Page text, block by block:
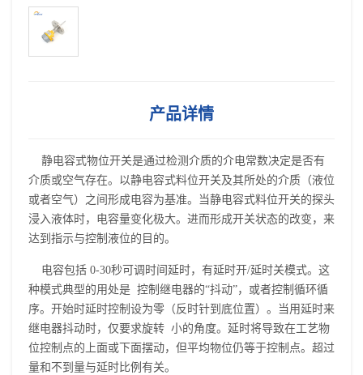
产品详情
静电容式物位开关是通过检测介质的介电常数决定是否有
介质或空气存在。以静电容式料位开关及其所处的介质（液位
或者空气）之间形成电容为基准。当静电容式料位开关的探头
浸入液体时，电容量变化极大。进而形成开关状态的改变，来
达到指示与控制液位的目的。
电容包括 0-30秒可调时间延时，有延时开/延时关模式。这
种模式典型的用处是 控制继电器的“抖动”，或者控制循环循
序。开始时延时控制设为零（反时针到底位置）。当用延时来
继电器抖动时，仅要求旋转 小的角度。延时将导致在工艺物
位控制点的上面或下面摆动，但平均物位仍等于控制点。超过
量和不到量与延时比例有关。